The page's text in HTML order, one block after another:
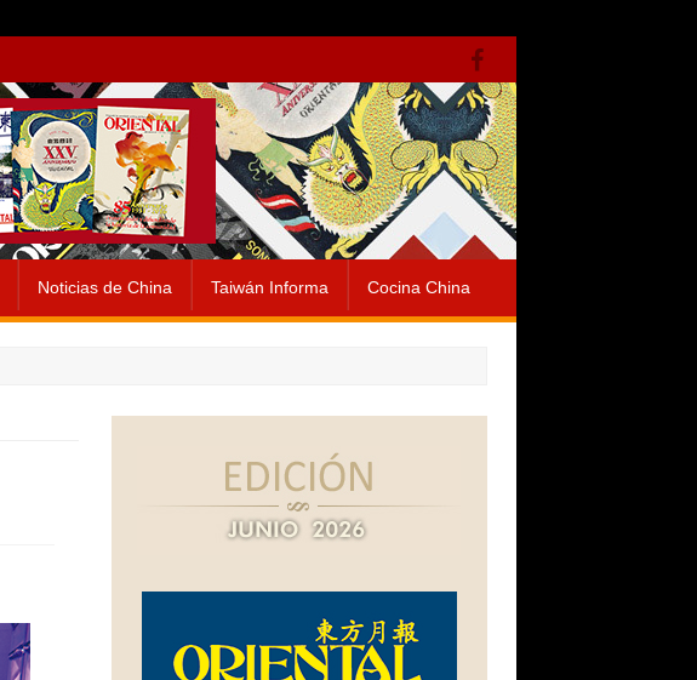
Noticias de China Taiwán Informa Cocina China